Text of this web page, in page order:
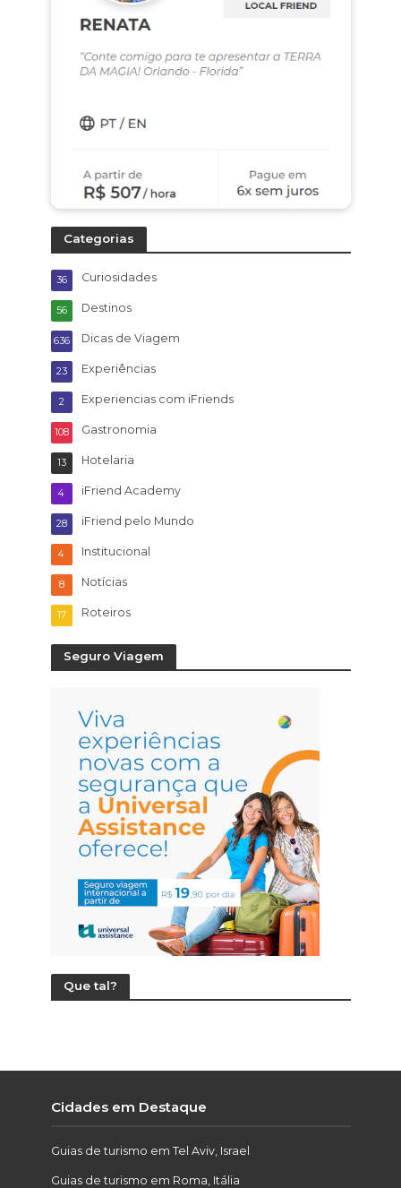
Categorias
Curiosidades
36
Destinos
56
Dicas de Viagem
636
Experiências
23
Experiencias com iFriends
2
Gastronomia
108
Hotelaria
13
iFriend Academy
4
iFriend pelo Mundo
28
Institucional
4
Notícias
8
Roteiros
17
Seguro Viagem
Que tal?
Cidades em Destaque
Guias de turismo em Tel Aviv, Israel
Guias de turismo em Roma, Itália